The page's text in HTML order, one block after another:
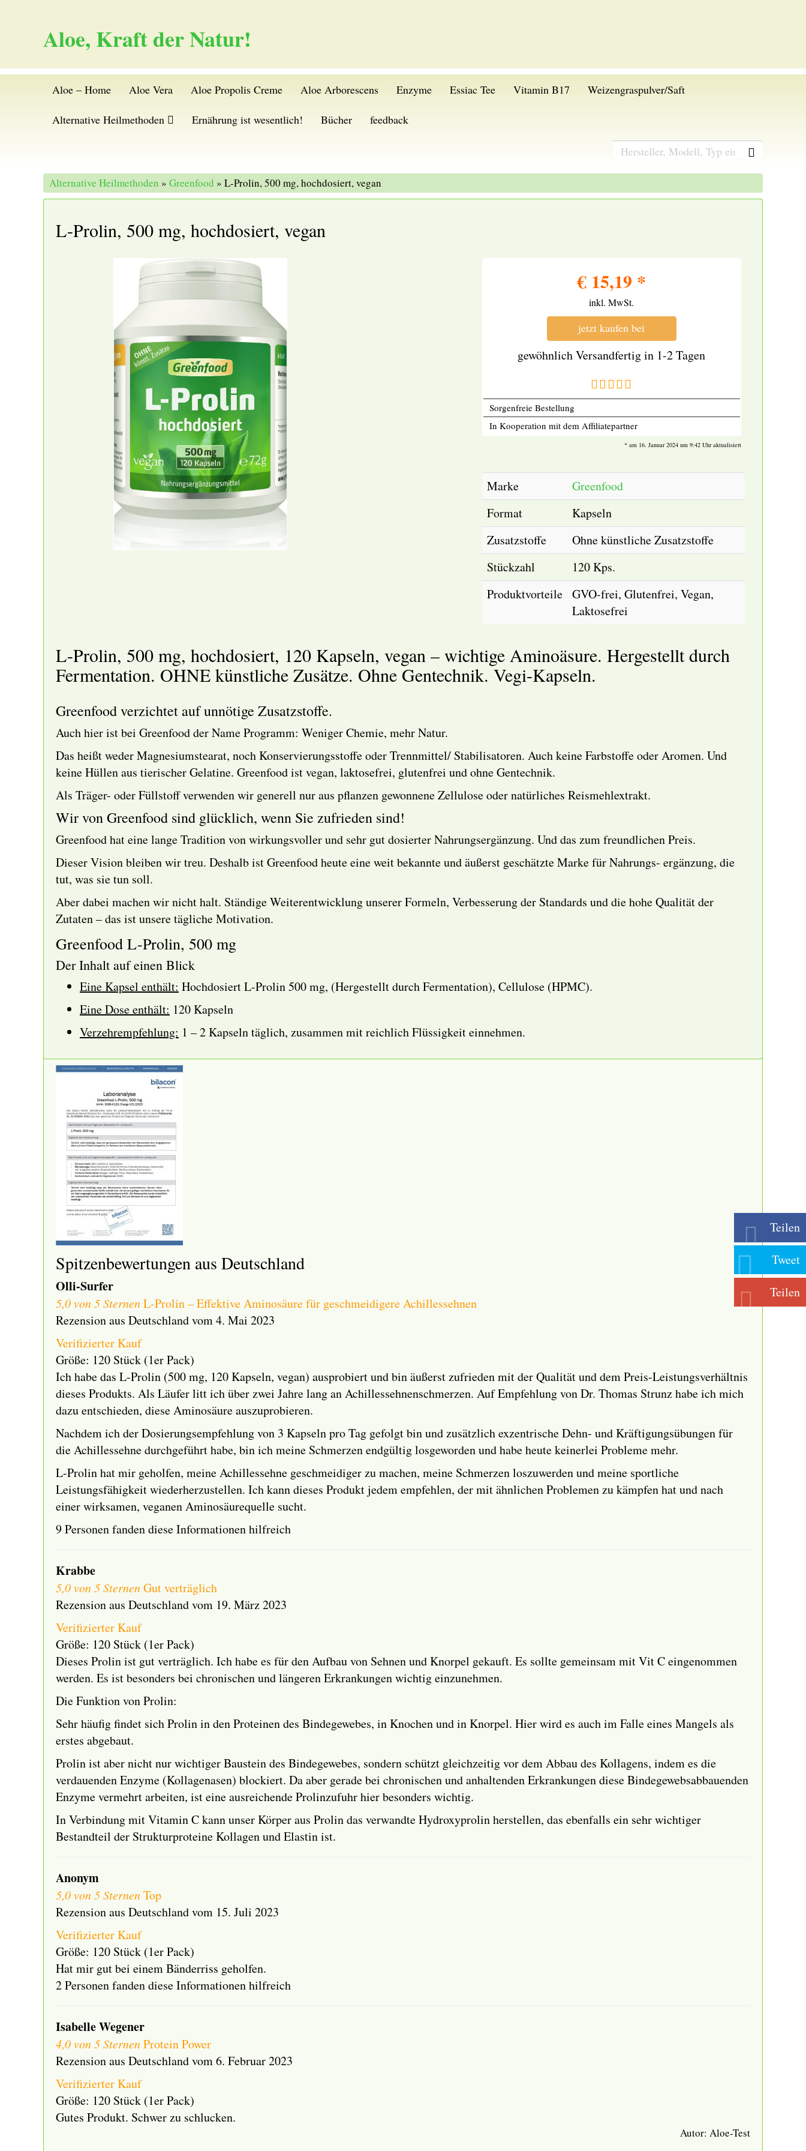
Aloe, Kraft der Natur!
Aloe – Home Aloe Vera Aloe Propolis Creme Aloe Arborescens Enzyme Essiac Tee Vitamin B17 Weizengraspulver/Saft
Alternative Heilmethoden Ernährung ist wesentlich! Bücher feedback
Alternative Heilmethoden » Greenfood » L-Prolin, 500 mg, hochdosiert, vegan
Teilen
Tweet
Teilen
L-Prolin, 500 mg, hochdosiert, vegan
€15,19*
inkl. MwSt.
jetzt kaufen bei
gewöhnlich Versandfertig in 1-2 Tagen
Sorgenfreie Bestellung
In Kooperation mit dem Affiliatepartner
* am 16. Januar 2024 um 9:42 Uhr aktualisiert
Marke
Greenfood
Format
Kapseln
Zusatzstoffe
Ohne künstliche Zusatzstoffe
Stückzahl
120 Kps.
Produktvorteile
GVO-frei, Glutenfrei, Vegan,
Laktosefrei
L-Prolin, 500 mg, hochdosiert, 120 Kapseln, vegan – wichtige Aminoäsure. Hergestellt durch
Fermentation. OHNE künstliche Zusätze. Ohne Gentechnik. Vegi-Kapseln.
Greenfood verzichtet auf unnötige Zusatzstoffe.
Auch hier ist bei Greenfood der Name Programm: Weniger Chemie, mehr Natur.
Das heißt weder Magnesiumstearat, noch Konservierungsstoffe oder Trennmittel/ Stabilisatoren. Auch keine Farbstoffe oder Aromen. Und
keine Hüllen aus tierischer Gelatine. Greenfood ist vegan, laktosefrei, glutenfrei und ohne Gentechnik.
Als Träger- oder Füllstoff verwenden wir generell nur aus pflanzen gewonnene Zellulose oder natürliches Reismehlextrakt.
Wir von Greenfood sind glücklich, wenn Sie zufrieden sind!
Greenfood hat eine lange Tradition von wirkungsvoller und sehr gut dosierter Nahrungsergänzung. Und das zum freundlichen Preis.
Dieser Vision bleiben wir treu. Deshalb ist Greenfood heute eine weit bekannte und äußerst geschätzte Marke für Nahrungs- ergänzung, die
tut, was sie tun soll.
Aber dabei machen wir nicht halt. Ständige Weiterentwicklung unserer Formeln, Verbesserung der Standards und die hohe Qualität der
Zutaten – das ist unsere tägliche Motivation.
Greenfood L-Prolin, 500 mg
Der Inhalt auf einen Blick
Eine Kapsel enthält: Hochdosiert L-Prolin 500 mg, (Hergestellt durch Fermentation), Cellulose (HPMC).
Eine Dose enthält: 120 Kapseln
Verzehrempfehlung: 1 – 2 Kapseln täglich, zusammen mit reichlich Flüssigkeit einnehmen.
Spitzenbewertungen aus Deutschland
Olli-Surfer
5,0 von 5 SternenL-Prolin – Effektive Aminosäure für geschmeidigere Achillessehnen
Rezension aus Deutschland vom 4. Mai 2023
Verifizierter Kauf
Größe: 120 Stück (1er Pack)
Ich habe das L-Prolin (500 mg, 120 Kapseln, vegan) ausprobiert und bin äußerst zufrieden mit der Qualität und dem Preis-Leistungsverhältnis
dieses Produkts. Als Läufer litt ich über zwei Jahre lang an Achillessehnenschmerzen. Auf Empfehlung von Dr. Thomas Strunz habe ich mich
dazu entschieden, diese Aminosäure auszuprobieren.
Nachdem ich der Dosierungsempfehlung von 3 Kapseln pro Tag gefolgt bin und zusätzlich exzentrische Dehn- und Kräftigungsübungen für
die Achillessehne durchgeführt habe, bin ich meine Schmerzen endgültig losgeworden und habe heute keinerlei Probleme mehr.
L-Prolin hat mir geholfen, meine Achillessehne geschmeidiger zu machen, meine Schmerzen loszuwerden und meine sportliche
Leistungsfähigkeit wiederherzustellen. Ich kann dieses Produkt jedem empfehlen, der mit ähnlichen Problemen zu kämpfen hat und nach
einer wirksamen, veganen Aminosäurequelle sucht.
9 Personen fanden diese Informationen hilfreich
Krabbe
5,0 von 5 SternenGut verträglich
Rezension aus Deutschland vom 19. März 2023
Verifizierter Kauf
Größe: 120 Stück (1er Pack)
Dieses Prolin ist gut verträglich. Ich habe es für den Aufbau von Sehnen und Knorpel gekauft. Es sollte gemeinsam mit Vit C eingenommen
werden. Es ist besonders bei chronischen und längeren Erkrankungen wichtig einzunehmen.
Die Funktion von Prolin:
Sehr häufig findet sich Prolin in den Proteinen des Bindegewebes, in Knochen und in Knorpel. Hier wird es auch im Falle eines Mangels als
erstes abgebaut.
Prolin ist aber nicht nur wichtiger Baustein des Bindegewebes, sondern schützt gleichzeitig vor dem Abbau des Kollagens, indem es die
verdauenden Enzyme (Kollagenasen) blockiert. Da aber gerade bei chronischen und anhaltenden Erkrankungen diese Bindegewebsabbauenden
Enzyme vermehrt arbeiten, ist eine ausreichende Prolinzufuhr hier besonders wichtig.
In Verbindung mit Vitamin C kann unser Körper aus Prolin das verwandte Hydroxyprolin herstellen, das ebenfalls ein sehr wichtiger
Bestandteil der Strukturproteine Kollagen und Elastin ist.
Anonym
5,0 von 5 SternenTop
Rezension aus Deutschland vom 15. Juli 2023
Verifizierter Kauf
Größe: 120 Stück (1er Pack)
Hat mir gut bei einem Bänderriss geholfen.
2 Personen fanden diese Informationen hilfreich
Isabelle Wegener
4,0 von 5 SternenProtein Power
Rezension aus Deutschland vom 6. Februar 2023
Verifizierter Kauf
Größe: 120 Stück (1er Pack)
Gutes Produkt. Schwer zu schlucken.
Autor: Aloe-Test